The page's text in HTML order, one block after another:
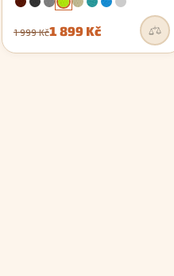
1 999 Kč1 899 Kč